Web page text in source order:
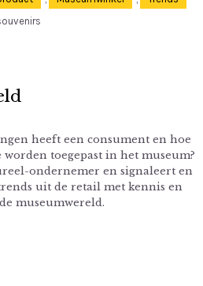
heeft een consument en hoe
worden toegepast in het museum?
ondernemer en signaleert en
uit de retail met kennis en
museumwereld.